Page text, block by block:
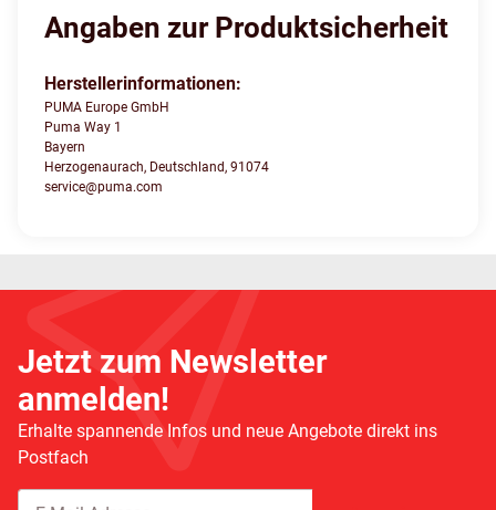
Angaben zur Produktsicherheit
Herstellerinformationen:
PUMA Europe GmbH
Puma Way 1
Bayern
Herzogenaurach, Deutschland, 91074
service@puma.com
Jetzt zum Newsletter
anmelden!
Erhalte spannende Infos und neue Angebote direkt ins
Postfach